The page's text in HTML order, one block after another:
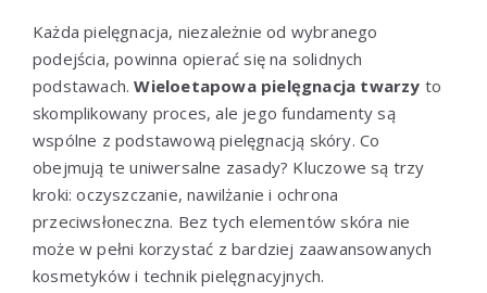
Każda pielęgnacja, niezależnie od wybranego
podejścia, powinna opierać się na solidnych
podstawach.Wieloetapowa pielęgnacja twarzy to
skomplikowany proces, ale jego fundamenty są
wspólne z podstawową pielęgnacją skóry. Co
obejmują te uniwersalne zasady? Kluczowe są trzy
kroki: oczyszczanie, nawilżanie i ochrona
przeciwsłoneczna. Bez tych elementów skóra nie
może w pełni korzystać z bardziej zaawansowanych
kosmetyków i technik pielęgnacyjnych.